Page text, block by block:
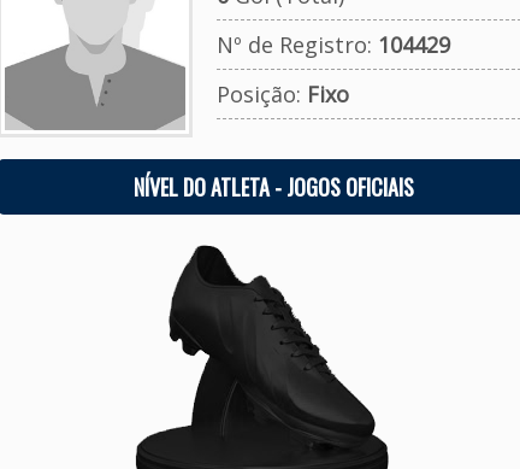
Nº de Registro: 104429
Posição: Fixo
NÍVEL DO ATLETA - JOGOS OFICIAIS